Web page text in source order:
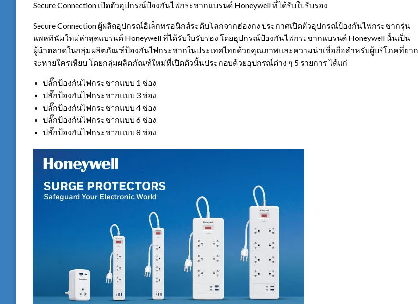
Secure Connection เปิดตัวอุปกรณ์ป้องกันไฟกระชากแบรนด์ Honeywell ที่ได้รับใบรับรอง
Secure Connection ผู้ผลิตอุปกรณ์อิเล็กทรอนิกส์ระดับโลกจากฮ่องกง ประกาศเปิดตัวอุปกรณ์ป้องกันไฟกระชากรุ่น
แพลทินัมใหม่ล่าสุดแบรนด์ Honeywell ที่ได้รับใบรับรอง โดยอุปกรณ์ป้องกันไฟกระชากแบรนด์ Honeywell นั้นเป็น
ผู้นำตลาดในกลุ่มผลิตภัณฑ์ป้องกันไฟกระชากในประเทศไทยด้วยคุณภาพและความน่าเชื่อถือสำหรับผู้บริโภคที่ยาก
จะหายใครเทียบ โดยกลุ่มผลิตภัณฑ์ใหม่ที่เปิดตัวนั้นประกอบด้วยอุปกรณ์ต่าง ๆ 5 รายการ ได้แก่
ปลั๊กป้องกันไฟกระชากแบบ 1 ช่อง
ปลั๊กป้องกันไฟกระชากแบบ 3 ช่อง
ปลั๊กป้องกันไฟกระชากแบบ 4 ช่อง
ปลั๊กป้องกันไฟกระชากแบบ 6 ช่อง
ปลั๊กป้องกันไฟกระชากแบบ 8 ช่อง